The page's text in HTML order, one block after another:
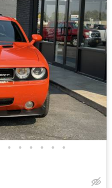
• • • • • •